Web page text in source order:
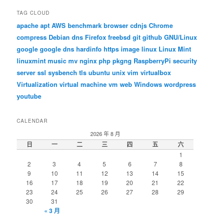
TAG CLOUD
apache apt AWS benchmark browser cdnjs Chrome
compress Debian dns Firefox freebsd git github GNU/Linux
google google dns hardinfo https image linux Linux Mint
linuxmint music mv nginx php pkgng RaspberryPi security
server ssl sysbench tls ubuntu unix vim virtualbox
Virtualization virtual machine vm web Windows wordpress
youtube
CALENDAR
2026 年 8 月
日 一 二 三 四 五 六
1
2
3 4 5 6 7
8
9
10 11 12 13 14
15
16
17 18 19 20 21
22
23
24 25 26 27 28
29
30
31
« 3 月